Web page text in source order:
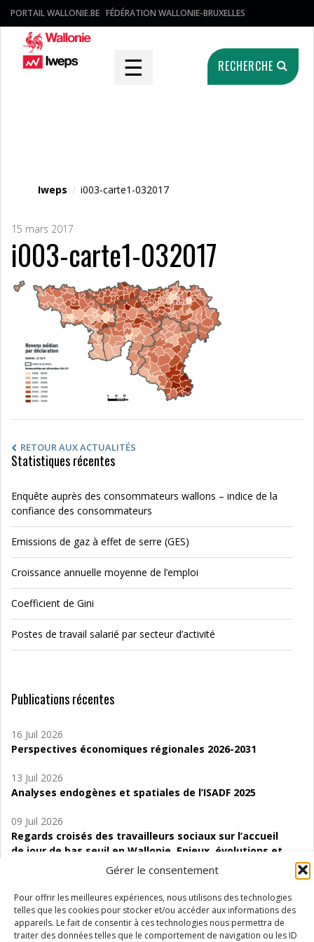
Gérer le consentement
Pour offrir les meilleures expériences, nous utilisons des technologies
telles que les cookies pour stocker et/ou accéder aux informations des
appareils. Le fait de consentir à ces technologies nous permettra de
traiter des données telles que le comportement de navigation ou les ID
PORTAIL WALLONIE.BE FÉDÉRATION WALLONIE-BRUXELLES
☰ RECHERCHE
Iweps / i003-carte1-032017
15 mars 2017
i003-carte1-032017
RETOUR AUX ACTUALITÉS
Statistiques récentes
Enquête auprès des consommateurs wallons – indice de la
confiance des consommateurs
Emissions de gaz à effet de serre (GES)
Croissance annuelle moyenne de l’emploi
Coefficient de Gini
Postes de travail salarié par secteur d’activité
Publications récentes
16 Juil 2026
Perspectives économiques régionales 2026-2031
13 Juil 2026
Analyses endogènes et spatiales de l’ISADF 2025
09 Juil 2026
Regards croisés des travailleurs sociaux sur l’accueil
de jour de bas seuil en Wallonie. Enjeux, évolutions et
06 Juil 2026
Étude d’évaluabilité des Structures
d’accompagnement à l’autocréation d’emploi (SAACE)